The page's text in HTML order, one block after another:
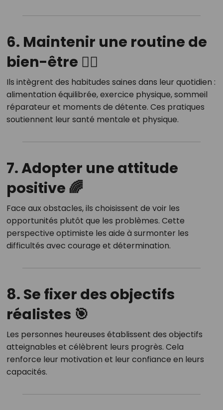
6. Maintenir une routine de
bien-être 🧘‍♂️
Ils intègrent des habitudes saines dans leur quotidien :
alimentation équilibrée, exercice physique, sommeil
réparateur et moments de détente. Ces pratiques
soutiennent leur santé mentale et physique.
7. Adopter une attitude
positive 🌈
Face aux obstacles, ils choisissent de voir les
opportunités plutôt que les problèmes. Cette
perspective optimiste les aide à surmonter les
difficultés avec courage et détermination.
8. Se fixer des objectifs
réalistes 🎯
Les personnes heureuses établissent des objectifs
atteignables et célèbrent leurs progrès. Cela
renforce leur motivation et leur confiance en leurs
capacités.